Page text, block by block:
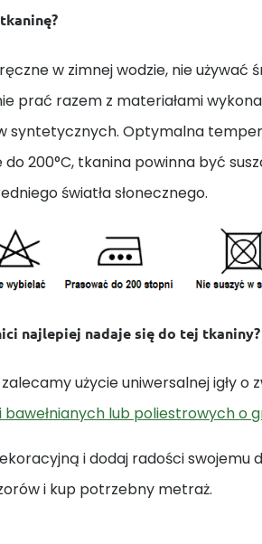
w zimnej wodzie, nie używać
prać razem z materiałami
syntetycznych. Optymalna
200°C, tkanina powinna być
światła słonecznego.
najlepiej nadaje się do tej tkaniny?
użycie uniwersalnej igły o
bawełnianych lub poliestrowych o
i dodaj radości swojemu
i kup potrzebny metraż.